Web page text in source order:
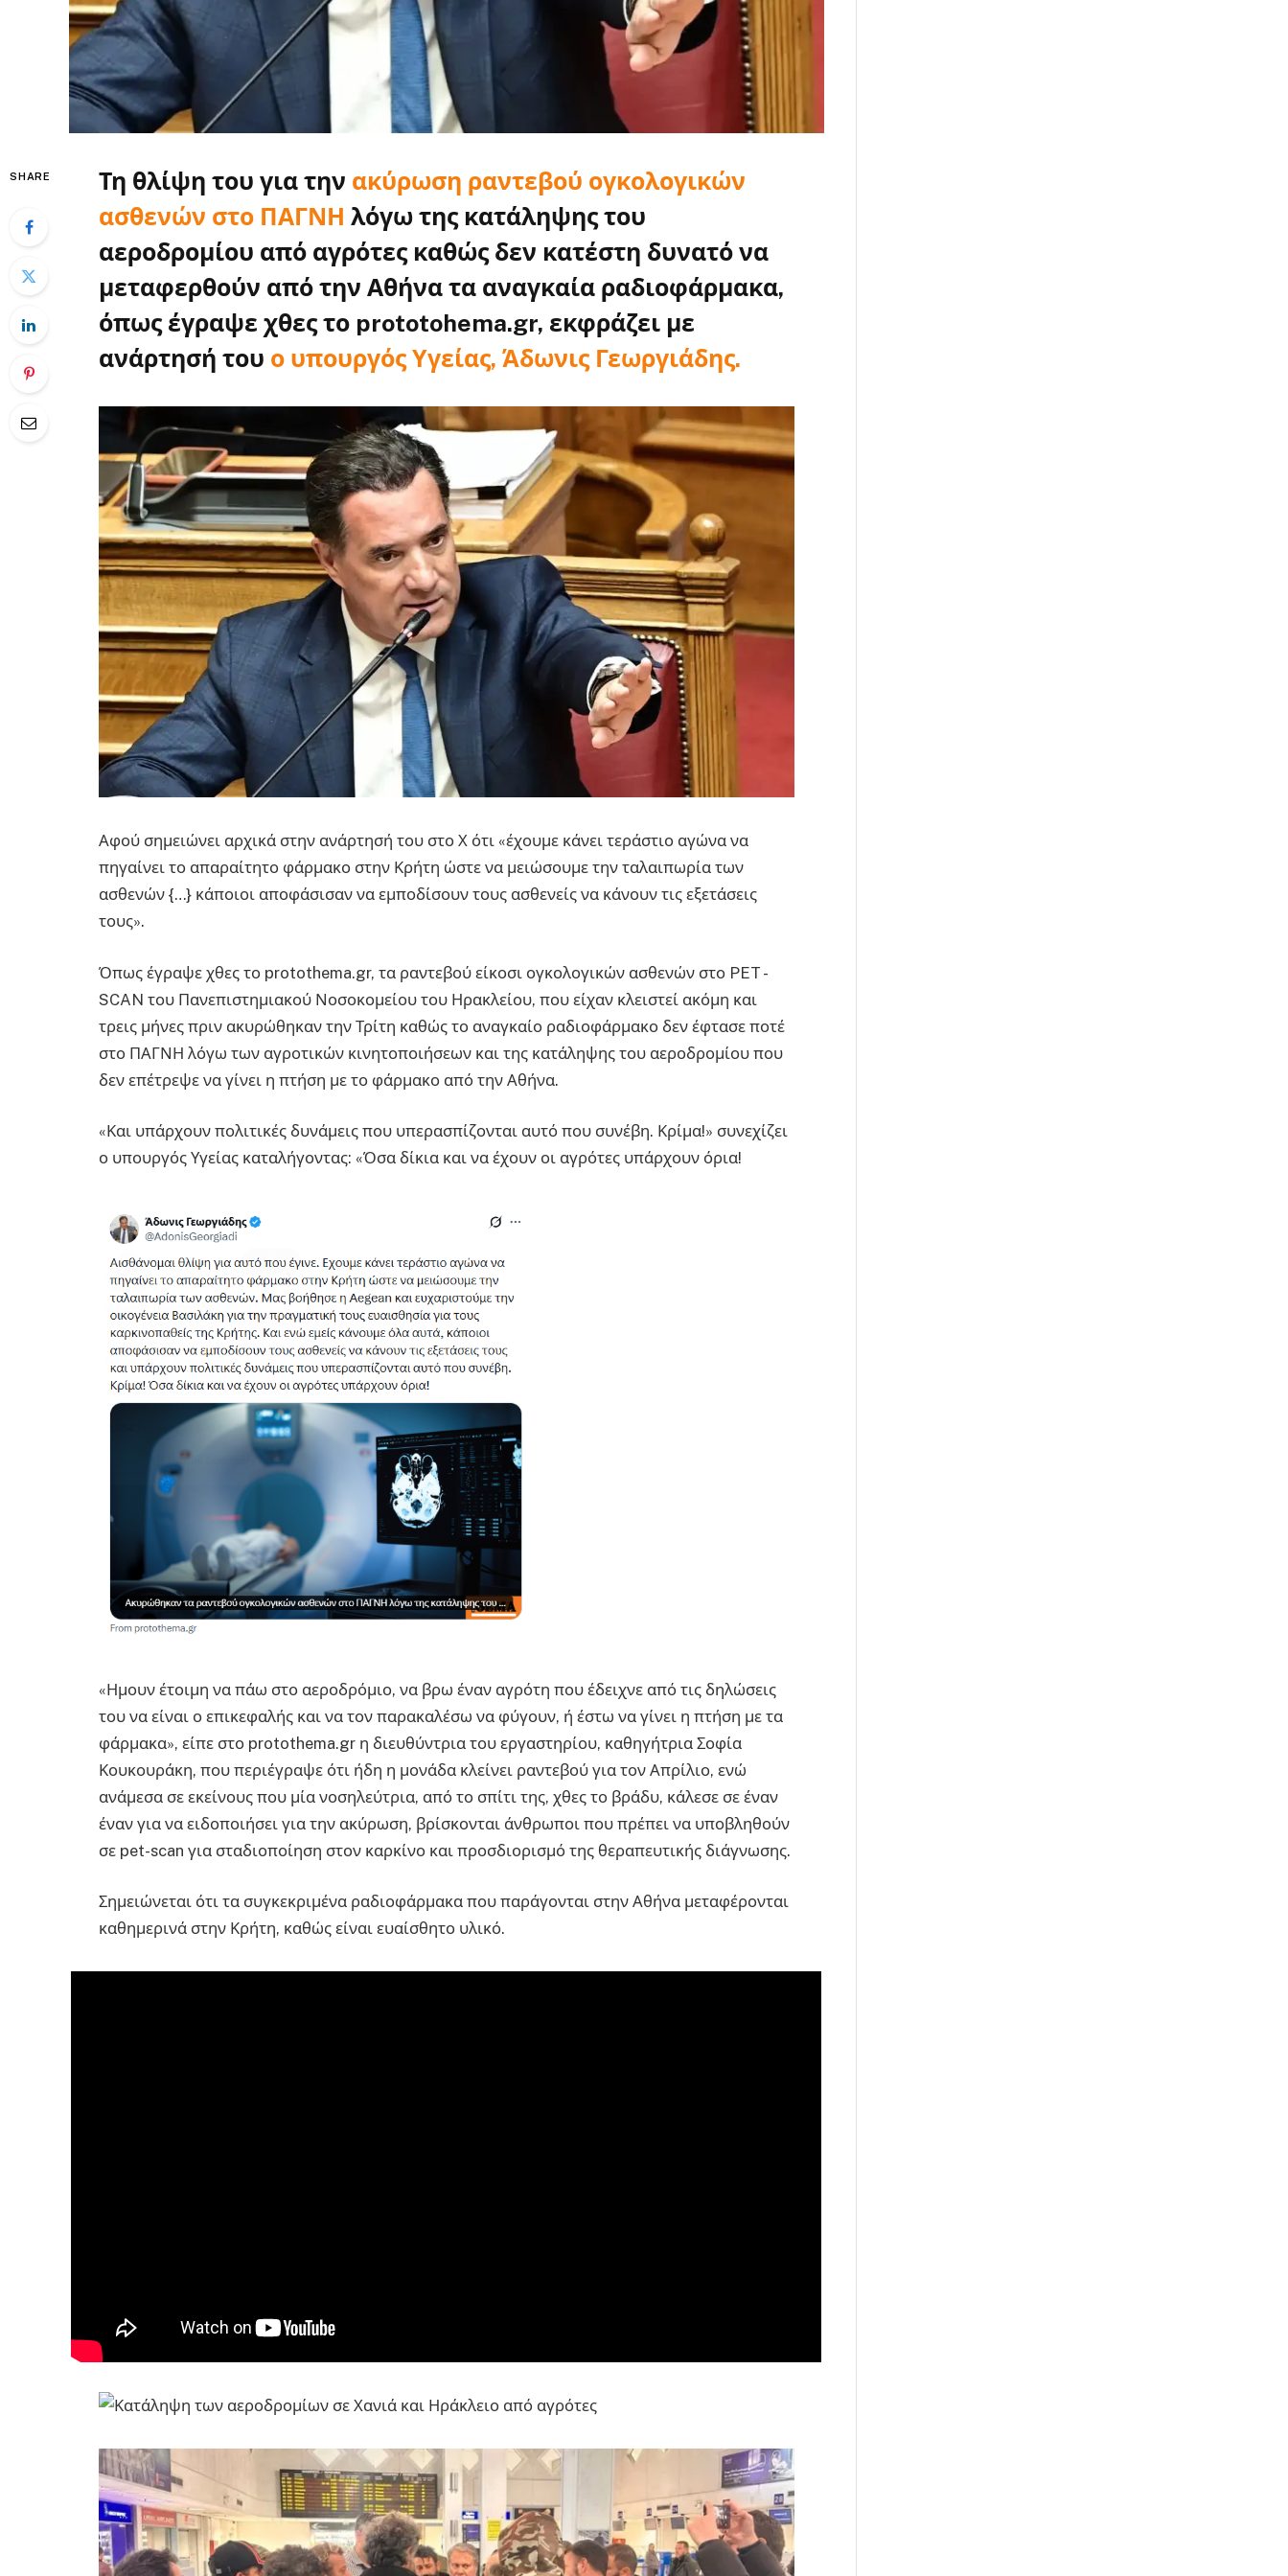
SHARE Τη θλίψη του για την ακύρωση ραντεβού ογκολογικών
ασθενών στο ΠΑΓΝΗ λόγω της κατάληψης του
αεροδρομίου από αγρότες καθώς δεν κατέστη δυνατό να
μεταφερθούν από την Αθήνα τα αναγκαία ραδιοφάρμακα,
όπως έγραψε χθες το prototohema.gr, εκφράζει με
ανάρτησή του ο υπουργός Υγείας, Άδωνις Γεωργιάδης.
Αφού σημειώνει αρχικά στην ανάρτησή του στο Χ ότι «έχουμε κάνει τεράστιο αγώνα να
πηγαίνει το απαραίτητο φάρμακο στην Κρήτη ώστε να μειώσουμε την ταλαιπωρία των
ασθενών {…} κάποιοι αποφάσισαν να εμποδίσουν τους ασθενείς να κάνουν τις εξετάσεις
τους».
Όπως έγραψε χθες το protothema.gr, τα ραντεβού είκοσι ογκολογικών ασθενών στο PET -
SCAN του Πανεπιστημιακού Νοσοκομείου του Ηρακλείου, που είχαν κλειστεί ακόμη και
τρεις μήνες πριν ακυρώθηκαν την Τρίτη καθώς το αναγκαίο ραδιοφάρμακο δεν έφτασε ποτέ
στο ΠΑΓΝΗ λόγω των αγροτικών κινητοποιήσεων και της κατάληψης του αεροδρομίου που
δεν επέτρεψε να γίνει η πτήση με το φάρμακο από την Αθήνα.
«Και υπάρχουν πολιτικές δυνάμεις που υπερασπίζονται αυτό που συνέβη. Κρίμα!» συνεχίζει
ο υπουργός Υγείας καταλήγοντας: «Όσα δίκια και να έχουν οι αγρότες υπάρχουν όρια!
«Ημουν έτοιμη να πάω στο αεροδρόμιο, να βρω έναν αγρότη που έδειχνε από τις δηλώσεις
του να είναι ο επικεφαλής και να τον παρακαλέσω να φύγουν, ή έστω να γίνει η πτήση με τα
φάρμακα», είπε στο protothema.gr η διευθύντρια του εργαστηρίου, καθηγήτρια Σοφία
Κουκουράκη, που περιέγραψε ότι ήδη η μονάδα κλείνει ραντεβού για τον Απρίλιο, ενώ
ανάμεσα σε εκείνους που μία νοσηλεύτρια, από το σπίτι της, χθες το βράδυ, κάλεσε σε έναν
έναν για να ειδοποιήσει για την ακύρωση, βρίσκονται άνθρωποι που πρέπει να υποβληθούν
σε pet-scan για σταδιοποίηση στον καρκίνο και προσδιορισμό της θεραπευτικής διάγνωσης.
Σημειώνεται ότι τα συγκεκριμένα ραδιοφάρμακα που παράγονται στην Αθήνα μεταφέρονται
καθημερινά στην Κρήτη, καθώς είναι ευαίσθητο υλικό.